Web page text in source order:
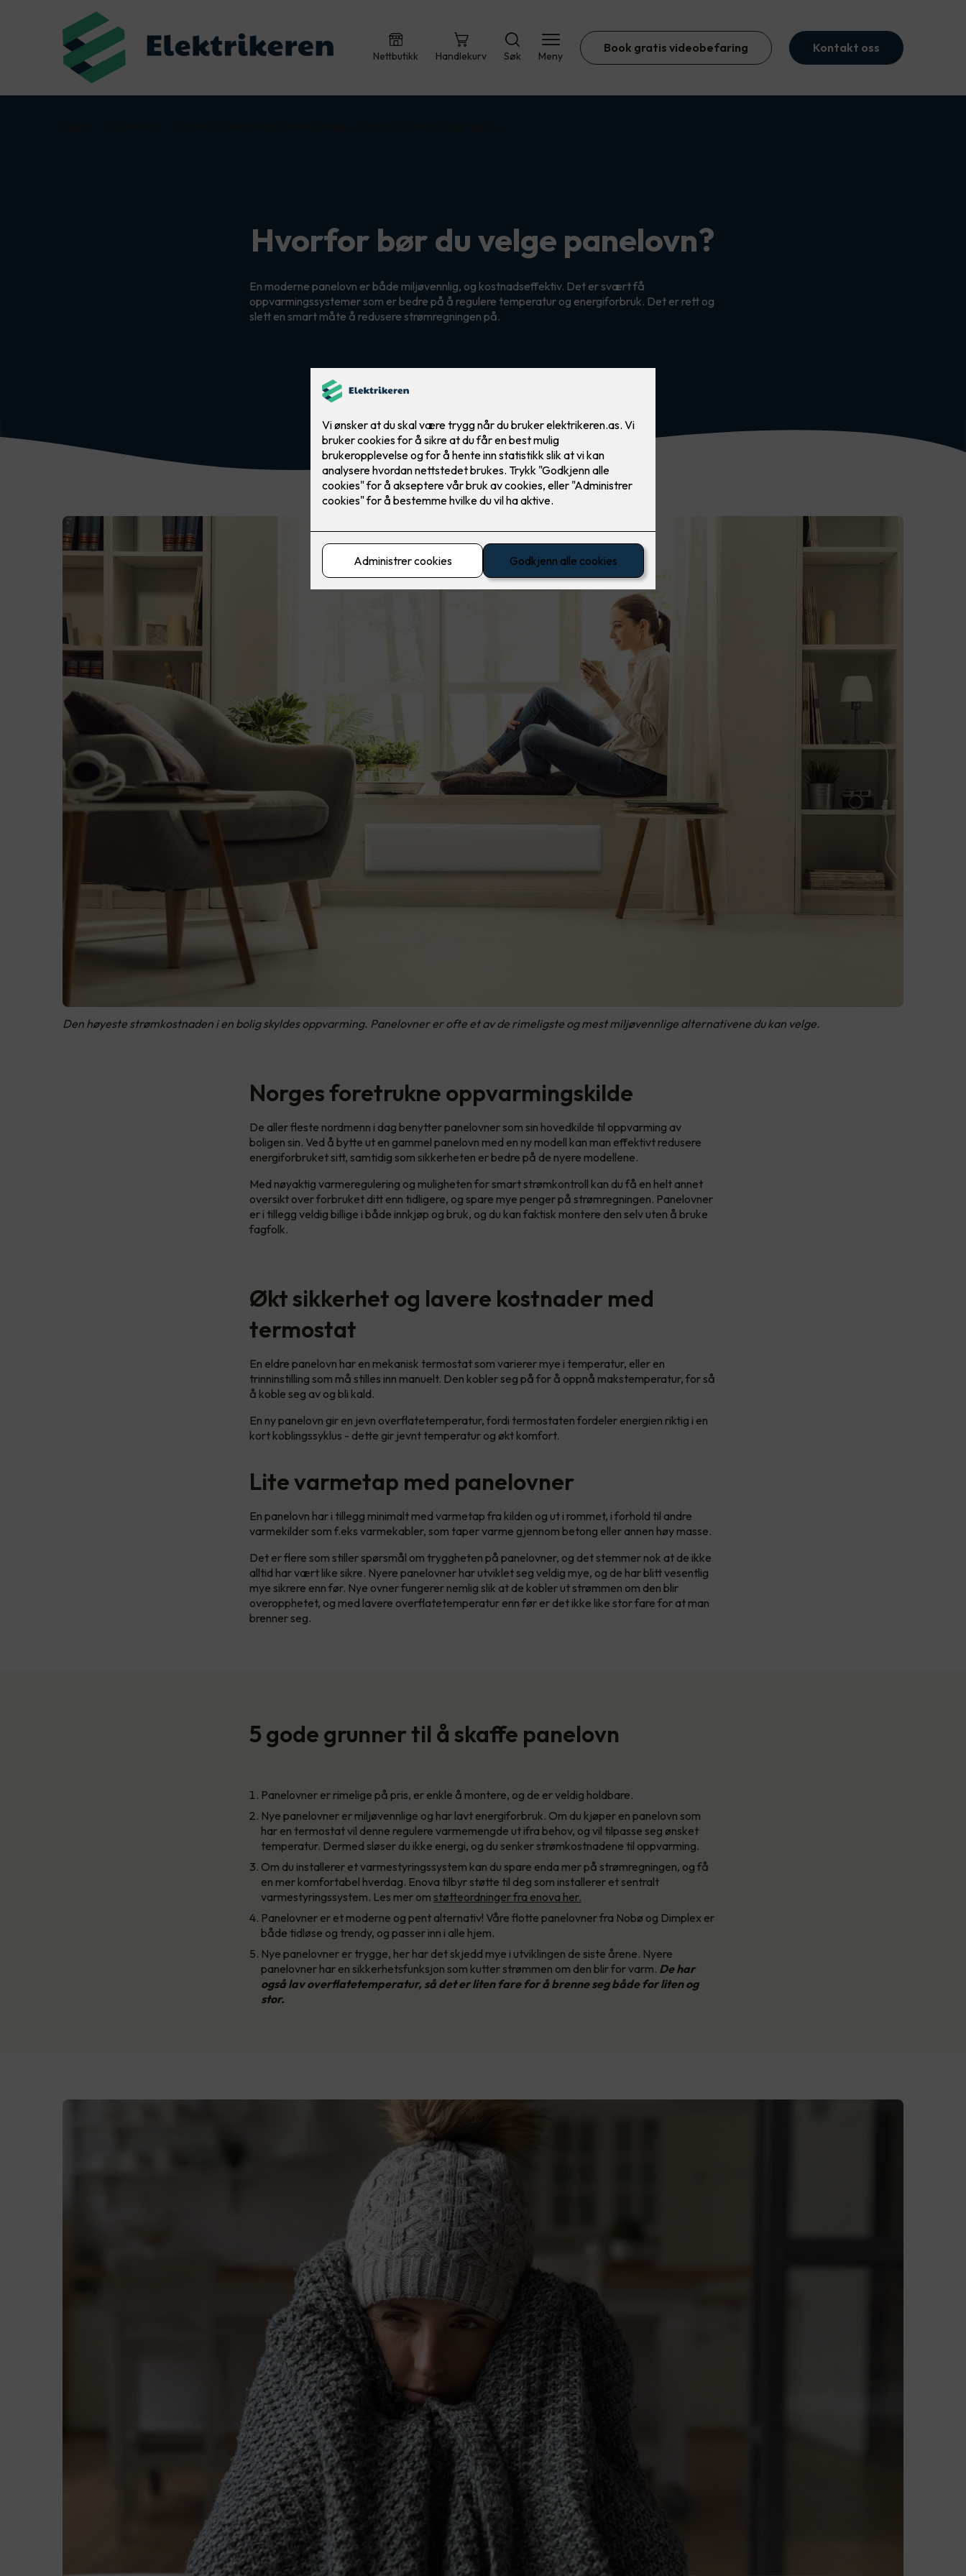
Nettbutikk Handlekurv Søk Meny
Book gratis videobefaring Kontakt oss
Hvorfor bør du velge panelovn?
En moderne panelovn er både miljøvennlig, og kostnadseffektiv. Det er svært få
oppvarmingssystemer som er bedre på å regulere temperatur og energiforbruk. Det er rett og
slett en smart måte å redusere strømregningen på.
Den høyeste strømkostnaden i en bolig skyldes oppvarming. Panelovner er ofte et av de rimeligste og mest miljøvennlige alternativene du kan velge.
Norges foretrukne oppvarmingskilde
De aller fleste nordmenn i dag benytter panelovner som sin hovedkilde til oppvarming av
boligen sin. Ved å bytte ut en gammel panelovn med en ny modell kan man effektivt redusere
energiforbruket sitt, samtidig som sikkerheten er bedre på de nyere modellene.
Med nøyaktig varmeregulering og muligheten for smart strømkontroll kan du få en helt annet
oversikt over forbruket ditt enn tidligere, og spare mye penger på strømregningen. Panelovner
er i tillegg veldig billige i både innkjøp og bruk, og du kan faktisk montere den selv uten å bruke
fagfolk.
Økt sikkerhet og lavere kostnader med
termostat
En eldre panelovn har en mekanisk termostat som varierer mye i temperatur, eller en
trinninstilling som må stilles inn manuelt. Den kobler seg på for å oppnå makstemperatur, for så
å koble seg av og bli kald.
En ny panelovn gir en jevn overflatetemperatur, fordi termostaten fordeler energien riktig i en
kort koblingssyklus - dette gir jevnt temperatur og økt komfort.
Lite varmetap med panelovner
En panelovn har i tillegg minimalt med varmetap fra kilden og ut i rommet, i forhold til andre
varmekilder som f.eks varmekabler, som taper varme gjennom betong eller annen høy masse.
Det er flere som stiller spørsmål om tryggheten på panelovner, og det stemmer nok at de ikke
alltid har vært like sikre. Nyere panelovner har utviklet seg veldig mye, og de har blitt vesentlig
mye sikrere enn før. Nye ovner fungerer nemlig slik at de kobler ut strømmen om den blir
overopphetet, og med lavere overflatetemperatur enn før er det ikke like stor fare for at man
brenner seg.
5 gode grunner til å skaffe panelovn
Panelovner er rimelige på pris, er enkle å montere, og de er veldig holdbare.
Nye panelovner er miljøvennlige og har lavt energiforbruk. Om du kjøper en panelovn som
har en termostat vil denne regulere varmemengde ut ifra behov, og vil tilpasse seg ønsket
temperatur. Dermed sløser du ikke energi, og du senker strømkostnadene til oppvarming.
Om du installerer et varmestyringssystem kan du spare enda mer på strømregningen, og få
en mer komfortabel hverdag. Enova tilbyr støtte til deg som installerer et sentralt
varmestyringssystem. Les mer om støtteordninger fra enova her.
Panelovner er et moderne og pent alternativ! Våre flotte panelovner fra Nobø og Dimplex er
både tidløse og trendy, og passer inn i alle hjem.
Nye panelovner er trygge, her har det skjedd mye i utviklingen de siste årene. Nyere
panelovner har en sikkerhetsfunksjon som kutter strømmen om den blir for varm. De har
også lav overflatetemperatur, så det er liten fare for å brenne seg både for liten og
stor.